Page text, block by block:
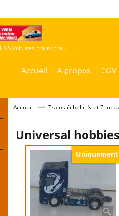
ACHAT, VENTE DE TOUS JOUETS ANCIENS voitures, trains,travaux publics,agricoles
Accueil A propos CGV
Accueil Trains échelle N et Z -
Universal hobbies
Uniquement